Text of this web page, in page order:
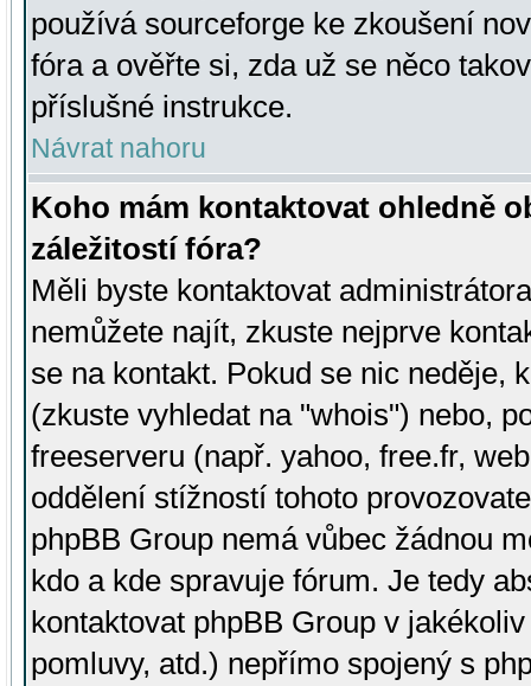
používá sourceforge ke zkoušení
fóra a ověřte si, zda už se něco
příslušné instrukce.
Návrat nahoru
Koho mám kontaktovat ohledně
záležitostí fóra?
Měli byste kontaktovat
nemůžete najít, zkuste nejprve
se na kontakt. Pokud se nic neděje,
(zkuste vyhledat na "whois") nebo,
freeserveru (např. yahoo, free.fr,
oddělení stížností tohoto
phpBB Group nemá vůbec žádnou
kdo a kde spravuje fórum. Je tedy
kontaktovat phpBB Group v
pomluvy, atd.) nepřímo spojený s